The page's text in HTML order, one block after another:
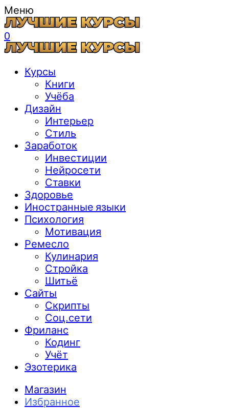
Меню
0
Курсы
Книги
Учёба
Дизайн
Интерьер
Стиль
Заработок
Инвестиции
Нейросети
Ставки
Здоровье
Иностранные языки
Психология
Мотивация
Ремесло
Кулинария
Стройка
Шитьё
Сайты
Скрипты
Соц.сети
Фриланс
Кодинг
Учёт
Эзотерика
Магазин
Избранное